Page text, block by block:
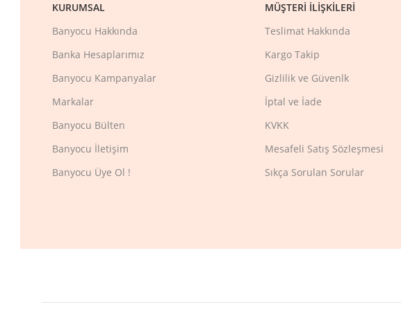
KURUMSAL
Banyocu Hakkında
Banka Hesaplarımız
Banyocu Kampanyalar
Markalar
Banyocu Bülten
Banyocu İletişim
Banyocu Üye Ol !
MÜŞTERI İLIŞKILERI
Teslimat Hakkında
Kargo Takip
Gizlilik ve Güvenlk
İptal ve İade
KVKK
Mesafeli Satış Sözleşmesi
Sıkça Sorulan Sorular